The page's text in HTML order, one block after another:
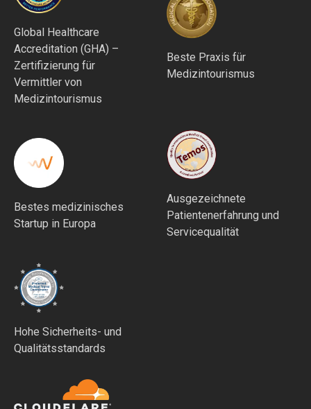
Global Healthcare
Accreditation (GHA) –
Zertifizierung für
Vermittler von
Medizintourismus
Beste Praxis für
Medizintourismus
Bestes medizinisches
Startup in Europa
Ausgezeichnete
Patientenerfahrung und
Servicequalität
Hohe Sicherheits- und
Qualitätsstandards